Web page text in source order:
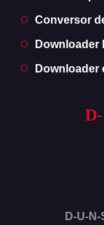
Conversor
Downloader
Downloader
D-U-